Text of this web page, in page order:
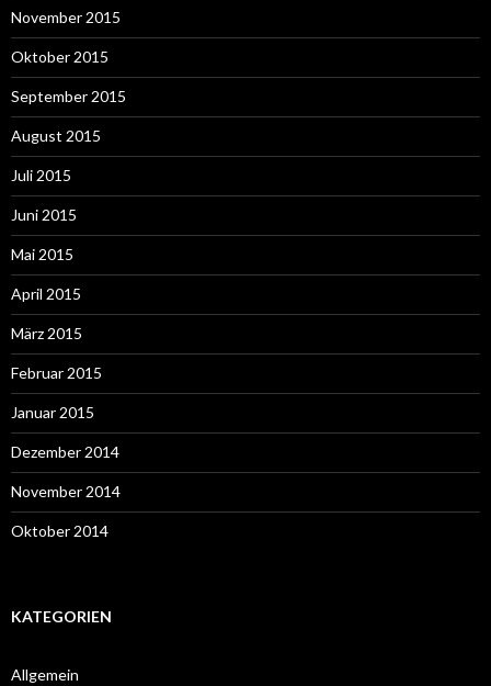
November 2015
Oktober 2015
September 2015
August 2015
Juli 2015
Juni 2015
Mai 2015
April 2015
März 2015
Februar 2015
Januar 2015
Dezember 2014
November 2014
Oktober 2014
KATEGORIEN
Allgemein